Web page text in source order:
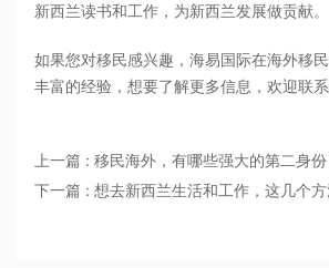
新西兰读书和工作，为新西兰发展做贡献。
如果您对移民感兴趣，海易国际在海外移
丰富的经验，想要了解更多信息，欢迎联系
上一篇 : 移民海外，有哪些强大的第二身份
下一篇 : 想去新西兰生活和工作，这几个方